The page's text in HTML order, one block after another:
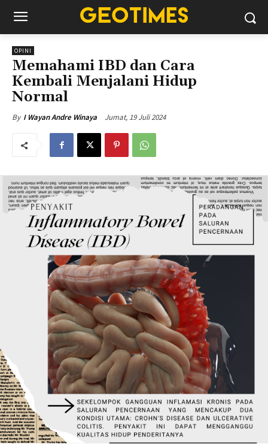
OPINI
Memahami IBD dan Cara
Kembali Menjalani Hidup
Normal
By I Wayan Andre Winaya Jumat, 19 Juli 2024